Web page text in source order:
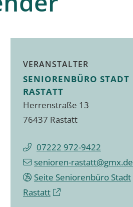
VERANSTALTER
SENIORENBÜRO STADT
RASTATT
Herrenstraße 13
76437 Rastatt
07222 972-9422
senioren-rastatt@gmx.de
Seite Seniorenbüro Stadt
Rastatt